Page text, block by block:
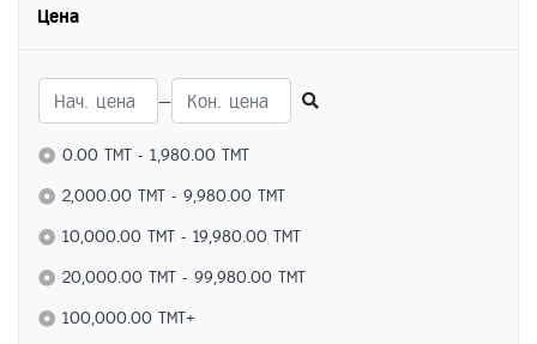
Для собак
Питание
- Сухие корма
- Влажные корма
- Лакомства
Средства по уходу
Цена
—
0.00 TMT - 1,980.00 TMT
2,000.00 TMT - 9,980.00 TMT
10,000.00 TMT - 19,980.00 TMT
20,000.00 TMT - 99,980.00 TMT
100,000.00 TMT+